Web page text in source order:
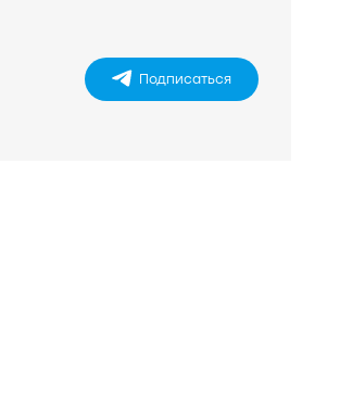
Подписаться